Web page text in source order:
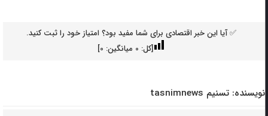
✅ آیا این خبر اقتصادی برای شما مفید بود؟ امتیاز خود را ثبت کنید.
[کل: 0میانگین: 0
]
نویسنده: تسنیم tasnimnews